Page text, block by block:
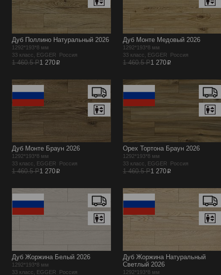
Дуб Поллино Натуральный 2026
1292*193*8 мм
33 класс, EGGER Россия
1 460.5 Р1 270p
Дуб Монте Медовый 2026
1292*193*8 мм
33 класс, EGGER Россия
1 460.5 Р1 270p
Дуб Монте Браун 2026
1292*193*8 мм
33 класс, EGGER Россия
1 460.5 Р1 270p
Орех Тортона Браун 2026
1292*193*8 мм
33 класс, EGGER Россия
1 460.5 Р1 270p
Дуб Жоржина Белый 2026
1292*193*8 мм
33 класс, EGGER Россия
Дуб Жоржина Натуральный
Светлый 2026
1292*193*8 мм